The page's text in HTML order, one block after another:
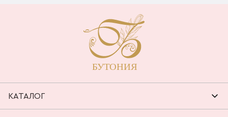
КАТАЛОГ